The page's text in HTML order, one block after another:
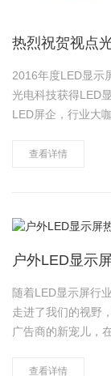
热烈祝贺视点
2016年度LED显示
光电科技获得LED
LED屏企，行业大
参会嘉宾有、中国
查看详情
户外LED显示
随着LED显示屏行
走进了我们的视野
广告商的新宠儿，
潮，LED新传媒广
查看详情